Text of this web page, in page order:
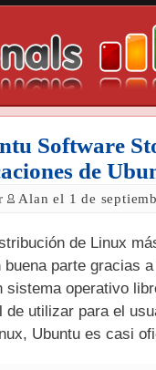
Software
de
Alan el 1 de
de Linux
buena parte gracias
sistema operativo
de utilizar para el
Ubuntu es casi